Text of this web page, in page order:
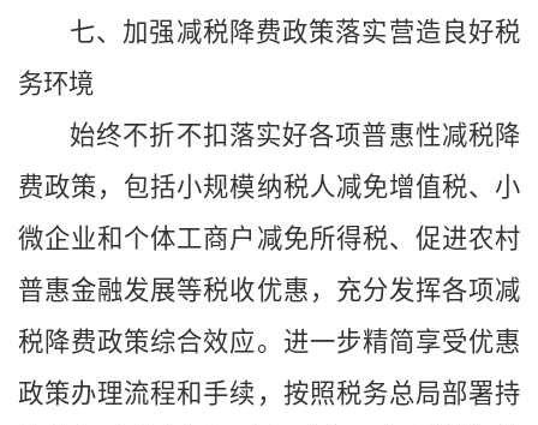
七、加强减税降费政策落实营造良好税
务环境
始终不折不扣落实好各项普惠性减税降
费政策，包括小规模纳税人减免增值税、小
微企业和个体工商户减免所得税、促进农村
普惠金融发展等税收优惠，充分发挥各项减
税降费政策综合效应。进一步精简享受优惠
政策办理流程和手续，按照税务总局部署持